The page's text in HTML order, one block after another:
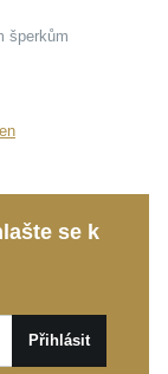
šperkům
se k
Přihlásit